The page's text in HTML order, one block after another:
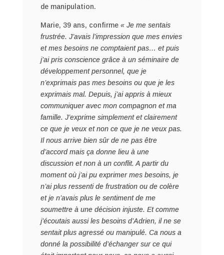
de manipulation.
Marie, 39 ans, confirme « Je me sentais
frustrée. J’avais l’impression que mes envies
et mes besoins ne comptaient pas… et puis
j’ai pris conscience grâce à un séminaire de
développement personnel, que je
n’exprimais pas mes besoins ou que je les
exprimais mal. Depuis, j’ai appris à mieux
communiquer avec mon compagnon et ma
famille. J’exprime simplement et clairement
ce que je veux et non ce que je ne veux pas.
Il nous arrive bien sûr de ne pas être
d’accord mais ça donne lieu à une
discussion et non à un conflit. A partir du
moment où j’ai pu exprimer mes besoins, je
n’ai plus ressenti de frustration ou de colère
et je n’avais plus le sentiment de me
soumettre à une décision injuste. Et comme
j’écoutais aussi les besoins d’Adrien, il ne se
sentait plus agressé ou manipulé. Ca nous a
donné la possibilité d’échanger sur ce qui